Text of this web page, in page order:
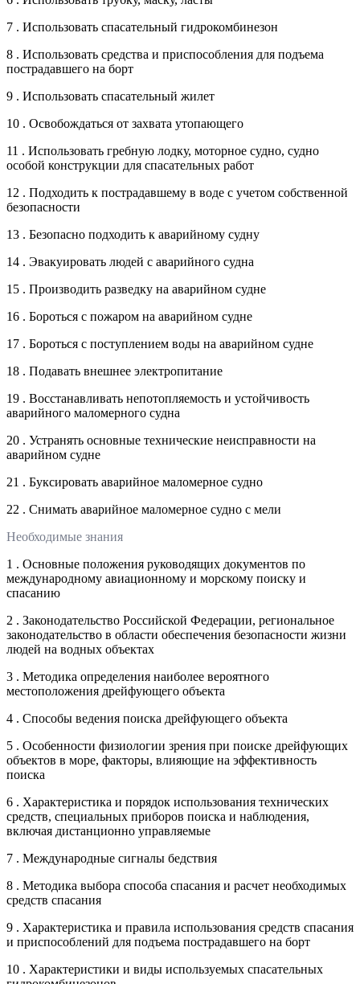
7 . Использовать спасательный гидрокомбинезон
8 . Использовать средства и приспособления для подъема
пострадавшего на борт
9 . Использовать спасательный жилет
10 . Освобождаться от захвата утопающего
11 . Использовать гребную лодку, моторное судно, судно
особой конструкции для спасательных работ
12 . Подходить к пострадавшему в воде с учетом собственной
безопасности
13 . Безопасно подходить к аварийному судну
14 . Эвакуировать людей с аварийного судна
15 . Производить разведку на аварийном судне
16 . Бороться с пожаром на аварийном судне
17 . Бороться с поступлением воды на аварийном судне
18 . Подавать внешнее электропитание
19 . Восстанавливать непотопляемость и устойчивость
аварийного маломерного судна
20 . Устранять основные технические неисправности на
аварийном судне
21 . Буксировать аварийное маломерное судно
22 . Снимать аварийное маломерное судно с мели
Необходимые знания
1 . Основные положения руководящих документов по
международному авиационному и морскому поиску и
спасанию
2 . Законодательство Российской Федерации, региональное
законодательство в области обеспечения безопасности жизни
людей на водных объектах
3 . Методика определения наиболее вероятного
местоположения дрейфующего объекта
4 . Способы ведения поиска дрейфующего объекта
5 . Особенности физиологии зрения при поиске дрейфующих
объектов в море, факторы, влияющие на эффективность
поиска
6 . Характеристика и порядок использования технических
средств, специальных приборов поиска и наблюдения,
включая дистанционно управляемые
7 . Международные сигналы бедствия
8 . Методика выбора способа спасания и расчет необходимых
средств спасания
9 . Характеристика и правила использования средств спасания
и приспособлений для подъема пострадавшего на борт
10 . Характеристики и виды используемых спасательных